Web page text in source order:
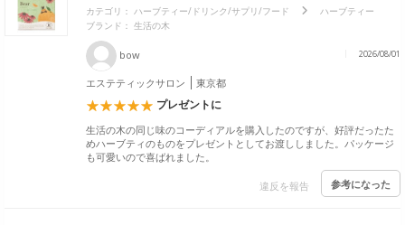
カテゴリ： ハーブティー/ドリンク/サプリ/フード
ハーブティー
ブランド： 生活の木
bow 2026/08/01
エステティックサロン 東京都
プレゼントに
生活の木の同じ味のコーディアルを購入したのですが、好評だったた
めハーブティのものをプレゼントとしてお渡ししました。パッケージ
も可愛いので喜ばれました。
違反を報告 参考になった